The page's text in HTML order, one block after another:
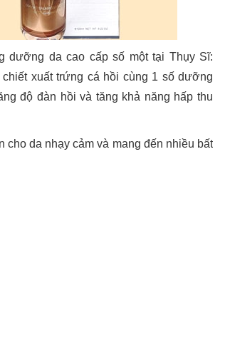
dưỡng da cao cấp số một tại Thụy Sĩ:
xuất trứng cá hồi cùng 1 số dưỡng
độ đàn hồi và tăng khả năng hấp thu
da nhạy cảm và mang đến nhiều bất